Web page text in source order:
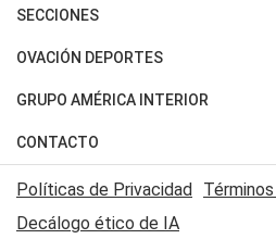
Últimas Noticias
Política
Judiciales
Economia
SECCIONES
Horóscopo
Motores
Trucos caseros
Series y Películas
Edictos y Solicitadas
OVACIÓN DEPORTES
Fútbol
Mundial
Automovilismo
Rugby
GRUPO AMÉRICA INTERIOR
Canal 7 en Vivo
CONTACTO
Acerca de Nosotros
Contactanos
Políticas de Privacidad
Decálogo ético de IA